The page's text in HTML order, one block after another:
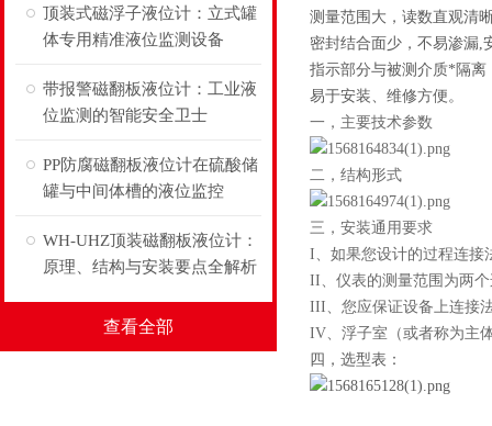
顶装式磁浮子液位计：立式罐
体专用精准液位监测设备
带报警磁翻板液位计：工业液
位监测的智能安全卫士
PP防腐磁翻板液位计在硫酸储
罐与中间体槽的液位监控
WH-UHZ顶装磁翻板液位计：
原理、结构与安装要点全解析
查看全部
测量范围大，读数直观清
密封结合面少，不易渗漏,
指示部分与被测介质*隔离
易于安装、维修方便。
一，主要技术参数
二，结构形式
三，安装通用要求
I、 如果您设计的过程连接
II、仪表的测量范围为两
III、您应保证设备上连接
IV、 浮子室（或者称为主
四，选型表：